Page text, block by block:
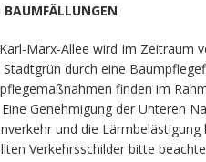
Marx-Allee wird Im Zeitraum
durch eine
finden im
Genehmigung der Unteren
und die
Verkehrsschilder bitte